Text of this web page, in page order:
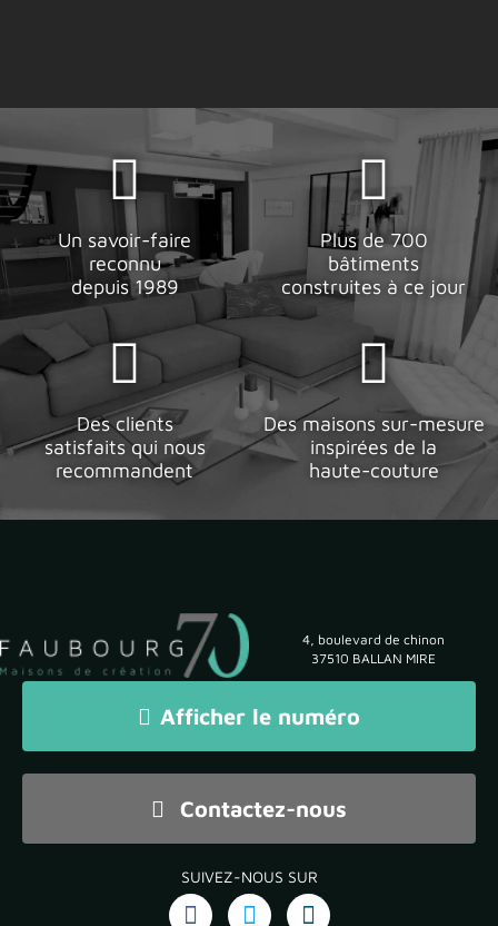
Un savoir-faire
reconnu
depuis 1989
Plus de 700
bâtiments
construites à ce jour
Des clients
satisfaits qui nous
recommandent
Des maisons sur-mesure
inspirées de la
haute-couture
4, boulevard de chinon
37510 BALLAN MIRE
Afficher le numéro
Contactez-nous
SUIVEZ-NOUS SUR